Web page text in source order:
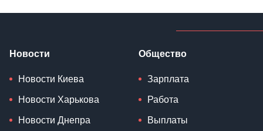
Новости
Новости Киева
Новости Харькова
Новости Днепра
Общество
Зарплата
Работа
Выплаты